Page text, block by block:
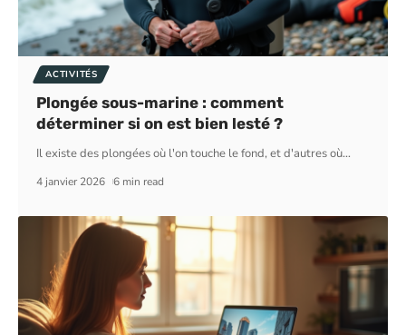
ACTIVITÉS
Plongée sous-marine : comment
déterminer si on est bien lesté ?
Il existe des plongées où l'on touche le fond, et d'autres où…
4 janvier 2026 6 min read